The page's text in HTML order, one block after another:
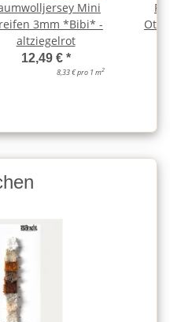
Mini
3mm *Bibi* -
altziegelrot
12,49 € *
8,33 € pro 1 m2